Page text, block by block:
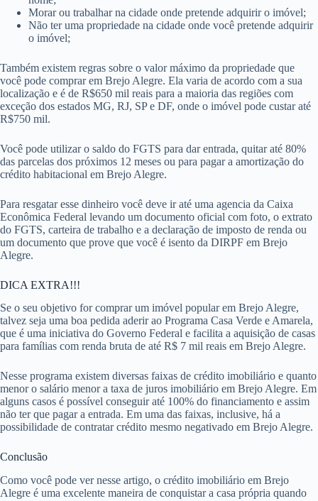
Morar ou trabalhar na cidade onde pretende adquirir o imóvel;
Não ter uma propriedade na cidade onde você pretende adquirir
o imóvel;
Também existem regras sobre o valor máximo da propriedade que
você pode comprar em Brejo Alegre. Ela varia de acordo com a sua
localização e é de R$650 mil reais para a maioria das regiões com
exceção dos estados MG, RJ, SP e DF, onde o imóvel pode custar até
R$750 mil.
Você pode utilizar o saldo do FGTS para dar entrada, quitar até 80%
das parcelas dos próximos 12 meses ou para pagar a amortização do
crédito habitacional em Brejo Alegre.
Para resgatar esse dinheiro você deve ir até uma agencia da Caixa
Econômica Federal levando um documento oficial com foto, o extrato
do FGTS, carteira de trabalho e a declaração de imposto de renda ou
um documento que prove que você é isento da DIRPF em Brejo
Alegre.
DICA EXTRA!!!
Se o seu objetivo for comprar um imóvel popular em Brejo Alegre,
talvez seja uma boa pedida aderir ao Programa Casa Verde e Amarela,
que é uma iniciativa do Governo Federal e facilita a aquisição de casas
para famílias com renda bruta de até R$ 7 mil reais em Brejo Alegre.
Nesse programa existem diversas faixas de crédito imobiliário e quanto
menor o salário menor a taxa de juros imobiliário em Brejo Alegre. Em
alguns casos é possível conseguir até 100% do financiamento e assim
não ter que pagar a entrada. Em uma das faixas, inclusive, há a
possibilidade de contratar crédito mesmo negativado em Brejo Alegre.
Conclusão
Como você pode ver nesse artigo, o crédito imobiliário em Brejo
Alegre é uma excelente maneira de conquistar a casa própria quando